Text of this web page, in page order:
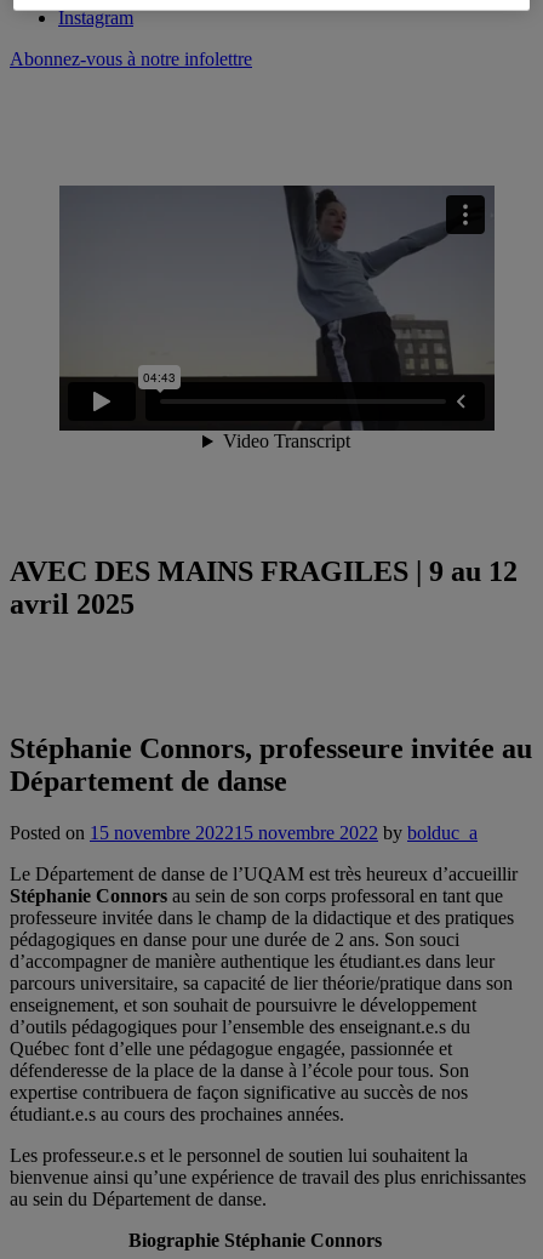
Instagram
Abonnez-vous à notre infolettre
AVEC DES MAINS FRAGILES | 9 au 12
avril 2025
Stéphanie Connors, professeure invitée au
Département de danse
Posted on 15 novembre 202215 novembre 2022 by bolduc_a
Le Département de danse de l’UQAM est très heureux d’accueillir
Stéphanie Connors au sein de son corps professoral en tant que
professeure invitée dans le champ de la didactique et des pratiques
pédagogiques en danse pour une durée de 2 ans. Son souci
d’accompagner de manière authentique les étudiant.es dans leur
parcours universitaire, sa capacité de lier théorie/pratique dans son
enseignement, et son souhait de poursuivre le développement
d’outils pédagogiques pour l’ensemble des enseignant.e.s du
Québec font d’elle une pédagogue engagée, passionnée et
défenderesse de la place de la danse à l’école pour tous. Son
expertise contribuera de façon significative au succès de nos
étudiant.e.s au cours des prochaines années.
Les professeur.e.s et le personnel de soutien lui souhaitent la
bienvenue ainsi qu’une expérience de travail des plus enrichissantes
au sein du Département de danse.
Biographie Stéphanie Connors